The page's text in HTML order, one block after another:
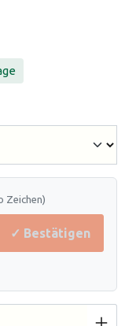
Zeichen)
✓ Bestätigen